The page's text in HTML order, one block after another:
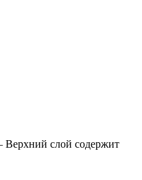
слой содержит